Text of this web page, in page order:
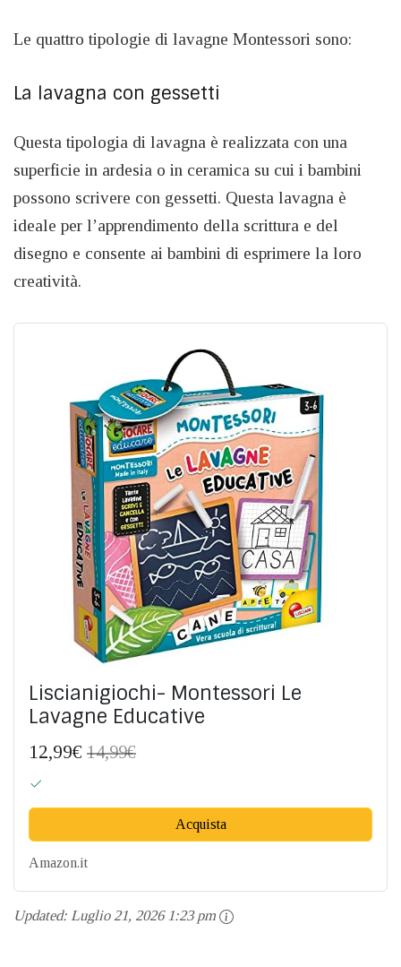
Le quattro tipologie di lavagne Montessori sono:
La lavagna con gessetti
Questa tipologia di lavagna è realizzata con una
superficie in ardesia o in ceramica su cui i bambini
possono scrivere con gessetti. Questa lavagna è
ideale per l’apprendimento della scrittura e del
disegno e consente ai bambini di esprimere la loro
creatività.
Liscianigiochi- Montessori Le
Lavagne Educative
12,99€ 14,99€
Acquista
Amazon.it
Updated: Luglio 21, 2026 1:23 pm